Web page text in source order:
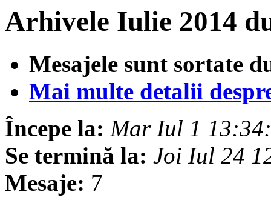
Arhivele Iulie 2014
Mesajele sunt sortate
Mai multe detalii
Începe la: Mar Iul 1
Se termină la: Joi Iul 24
Mesaje: 7